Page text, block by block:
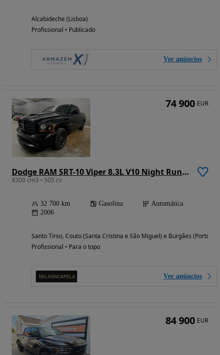
Alcabideche (Lisboa)
Profissional • Publicado
Ver anúncios
Dodge RAM SRT-10 Viper 8.3L V10 Night Runner Quadcab
8300 cm3 • 505 cv
32 700 km Gasolina
Automática
2006
Santo Tirso, Couto (Santa Cristina e São Miguel) e Burgães (Porto)
Profissional • Para o topo
Ver anúncios
74 900 EUR
84 900 EUR